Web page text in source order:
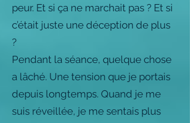
peur. Et si ça ne marchait pas ? Et si
c’était juste une déception de plus
?
Pendant la séance, quelque chose
a lâché. Une tension que je portais
depuis longtemps. Quand je me
suis réveillée, je me sentais plus